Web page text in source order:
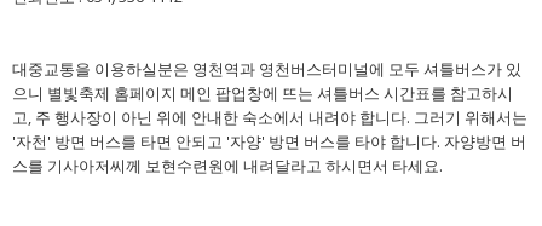
대중교통을 이용하실분은 영천역과 영천버스터미널에 모두 셔틀버스가 있
으니 별빛축제 홈페이지 메인 팝업창에 뜨는 셔틀버스 시간표를 참고하시
고, 주 행사장이 아닌 위에 안내한 숙소에서 내려야 합니다. 그러기 위해서는
'자천' 방면 버스를 타면 안되고 '자양' 방면 버스를 타야 합니다. 자양방면 버
스를 기사아저씨께 보현수련원에 내려달라고 하시면서 타세요.